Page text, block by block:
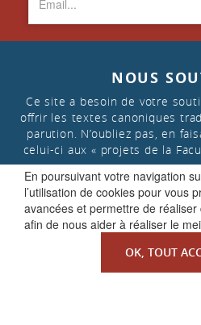
En poursuivant votre navigation
l’utilisation de cookies pour vous
avancées et permettre de
afin de nous aider à réaliser le
OK, TOUT
NOUS
Ce site a besoin de votre
offrir les textes canoniques
parution. N’oubliez pas, en
celui-ci aux « projets de la
FAIRE UN